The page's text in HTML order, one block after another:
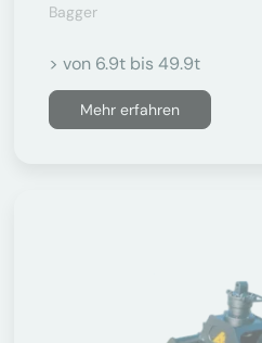
Bagger
> von 6.9t bis 49.9t
Mehr erfahren